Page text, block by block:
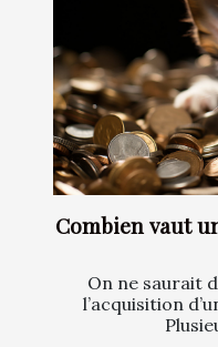
Combien vaut
On ne saurait
l’acquisition